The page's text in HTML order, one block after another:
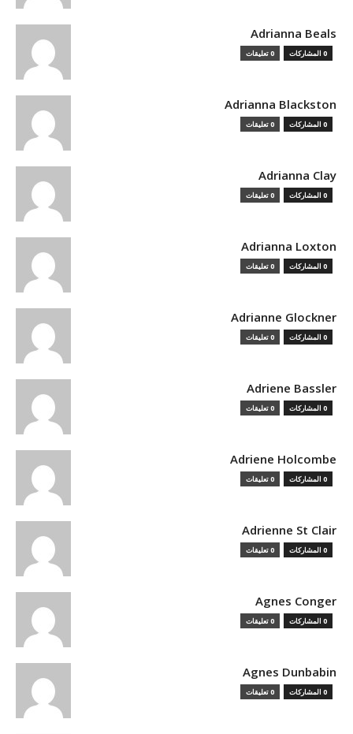
Adrianna Beals
0 المشاركات 0 تعليقات
Adrianna Blackston
0 المشاركات 0 تعليقات
Adrianna Clay
0 المشاركات 0 تعليقات
Adrianna Loxton
0 المشاركات 0 تعليقات
Adrianne Glockner
0 المشاركات 0 تعليقات
Adriene Bassler
0 المشاركات 0 تعليقات
Adriene Holcombe
0 المشاركات 0 تعليقات
Adrienne St Clair
0 المشاركات 0 تعليقات
Agnes Conger
0 المشاركات 0 تعليقات
Agnes Dunbabin
0 المشاركات 0 تعليقات